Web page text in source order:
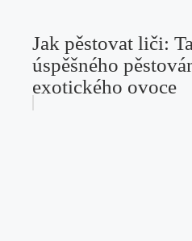
Jak pěstovat liči:
úspěšného
exotického ovoce